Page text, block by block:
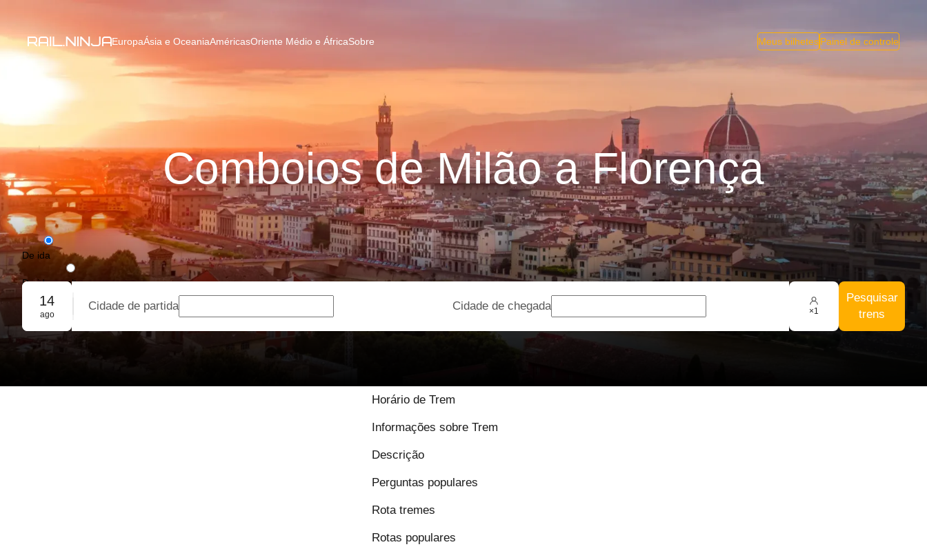
EuropaÁsia e OceaniaAméricasOriente Médio e ÁfricaSobre Meus bilhetesPainel de controle
Comboios de Milão a Florença
De ida
De ida e volta
Reserva em grupo
14
ago
Cidade de partida Cidade de chegada ×1
Pesquisar
trens
Horário de Trem
Informações sobre Trem
Descrição
Perguntas populares
Rota tremes
Rotas populares
9.2 / 10 baseado em 53 avaliações